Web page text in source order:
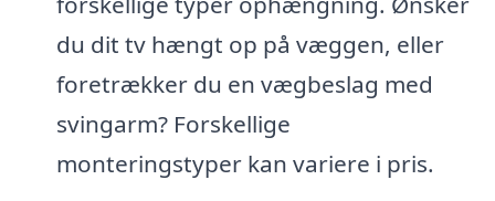
du dit tv hængt op på væggen, eller
foretrækker du en vægbeslag med
svingarm? Forskellige
monteringstyper kan variere i pris.